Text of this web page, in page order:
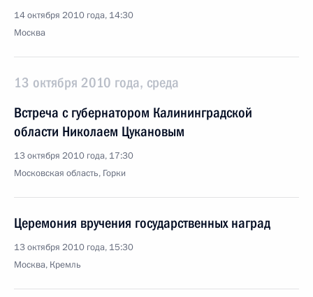
14 октября 2010 года, 14:30
Москва
13 октября 2010 года, среда
Встреча с губернатором Калининградской
области Николаем Цукановым
13 октября 2010 года, 17:30
Московская область, Горки
Церемония вручения государственных наград
13 октября 2010 года, 15:30
Москва, Кремль